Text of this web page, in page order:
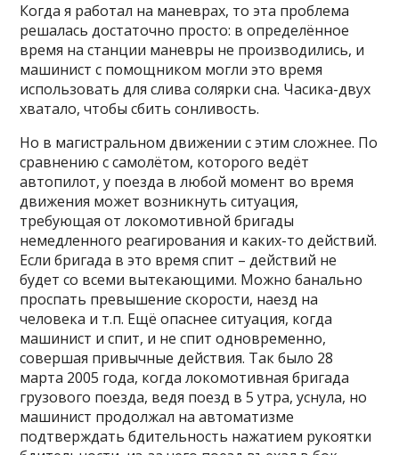
Когда я работал на маневрах, то эта проблема
решалась достаточно просто: в определённое
время на станции маневры не производились, и
машинист с помощником могли это время
использовать для слива солярки сна. Часика-двух
хватало, чтобы сбить сонливость.
Но в магистральном движении с этим сложнее. По
сравнению с самолётом, которого ведёт
автопилот, у поезда в любой момент во время
движения может возникнуть ситуация,
требующая от локомотивной бригады
немедленного реагирования и каких-то действий.
Если бригада в это время спит – действий не
будет со всеми вытекающими. Можно банально
проспать превышение скорости, наезд на
человека и т.п. Ещё опаснее ситуация, когда
машинист и спит, и не спит одновременно,
совершая привычные действия. Так было 28
марта 2005 года, когда локомотивная бригада
грузового поезда, ведя поезд в 5 утра, уснула, но
машинист продолжал на автоматизме
подтверждать бдительность нажатием рукоятки